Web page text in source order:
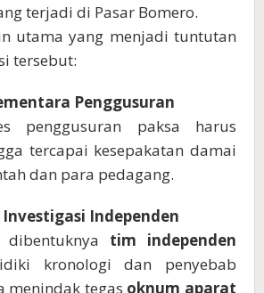
terjadi di Pasar Bomero.
utama yang menjadi tuntutan
tersebut:
Penggusuran
penggusuran paksa harus
tercapai kesepakatan damai
dan para pedagang.
Independen
dibentuknya tim independen
kronologi dan penyebab
menindak tegas oknum aparat